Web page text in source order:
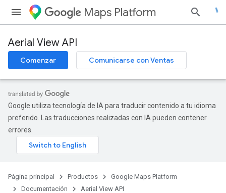
Maps Platform
Aerial View API
Comenzar Comunicarse con Ventas
Google utiliza tecnología de IA para traducir contenido a tu idioma
preferido. Las traducciones realizadas con IA pueden contener
errores.
Página principal Productos
Google Maps Platform
Documentación
Aerial View API